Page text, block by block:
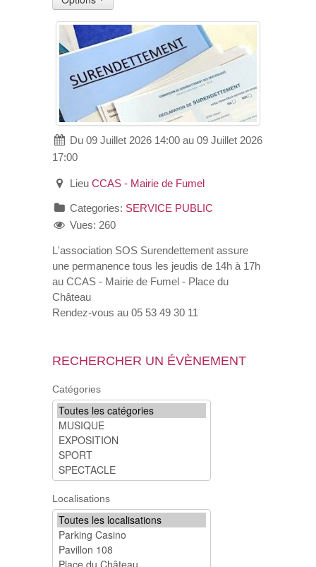
VOS DEMARCHES
VIE SCOLAIRE
SOCIAL
SPORTS ET LOISIRS
CULTURE ET PATRIMOINE
DÉCISIONS & DÉLIBÉRATIONS
RENDEZ-VOUS EN LIGNE
Du 09 Juillet 2026 14:00 au 09 Juillet 2026
17:00
Lieu CCAS - Mairie de Fumel
Categories: SERVICE PUBLIC
Vues: 260
L'association SOS Surendettement assure
une permanence tous les jeudis de 14h à 17h
au CCAS - Mairie de Fumel - Place du
Château
Rendez-vous au 05 53 49 30 11
RECHERCHER UN ÉVÈNEMENT
Catégories
Localisations